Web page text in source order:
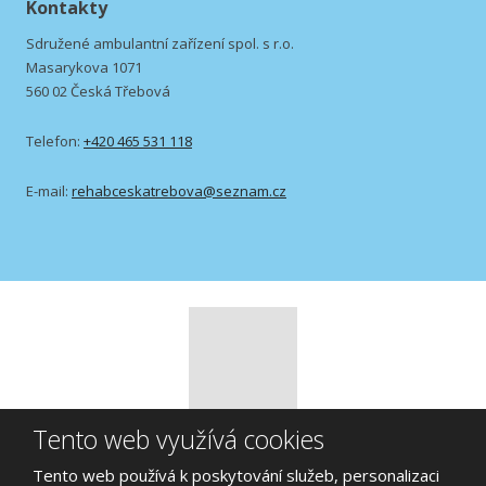
Kontakty
Sdružené ambulantní zařízení spol. s r.o.
Masarykova 1071
560 02 Česká Třebová
Telefon: +420 465 531 118
E-mail: rehabceskatrebova@seznam.cz
© 2026, Sdružené ambulantní zařízení spol. s r.o., vytvořila eBRÁNA
Tento web využívá cookies
Tento web používá k poskytování služeb, personalizaci